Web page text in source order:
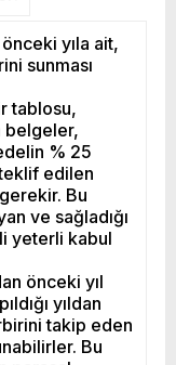
yıla ait,
sunması
tablosu,
belgeler,
% 25
edilen
Bu
ve sağladığı
yeterli kabul
önceki yıl
yıldan
takip eden
Bu